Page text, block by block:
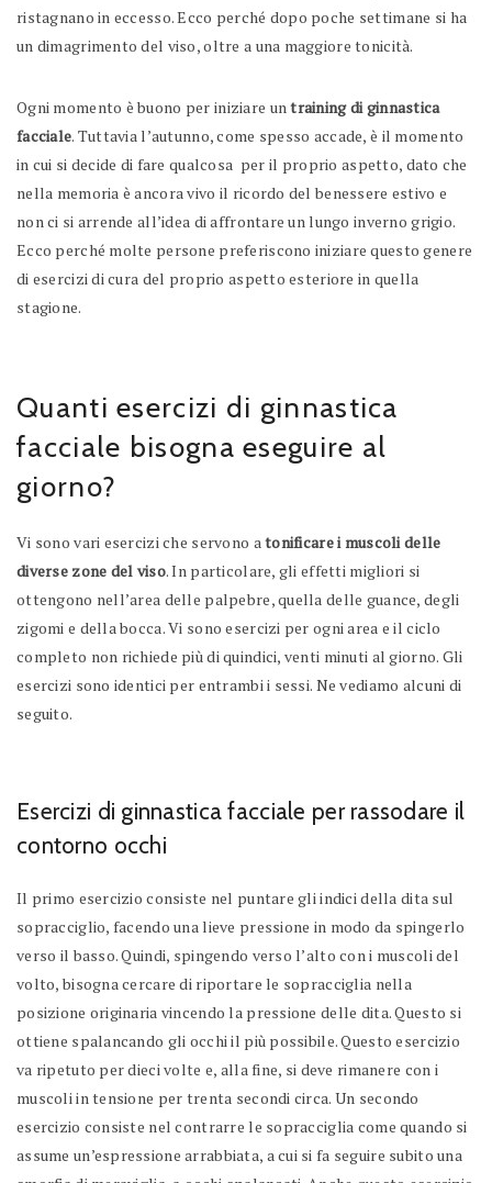
ristagnano in eccesso. Ecco perché dopo poche settimane si ha
un dimagrimento del viso, oltre a una maggiore tonicità.
Ogni momento è buono per iniziare untraining di ginnastica
facciale. Tuttavia l’autunno, come spesso accade, è il momento
in cui si decide di fare qualcosa per il proprio aspetto, dato che
nella memoria è ancora vivo il ricordo del benessere estivo e
non ci si arrende all’idea di affrontare un lungo inverno grigio.
Ecco perché molte persone preferiscono iniziare questo genere
di esercizi di cura del proprio aspetto esteriore in quella
stagione.
Quanti esercizi di ginnastica
facciale bisogna eseguire al
giorno?
Vi sono vari esercizi che servono atonificare i muscoli delle
diverse zone del viso. In particolare, gli effetti migliori si
ottengono nell’area delle palpebre, quella delle guance, degli
zigomi e della bocca. Vi sono esercizi per ogni area e il ciclo
completo non richiede più di quindici, venti minuti al giorno. Gli
esercizi sono identici per entrambi i sessi. Ne vediamo alcuni di
seguito.
Esercizi di ginnastica facciale per rassodare il
contorno occhi
Il primo esercizio consiste nel puntare gli indici della dita sul
sopracciglio, facendo una lieve pressione in modo da spingerlo
verso il basso. Quindi, spingendo verso l’alto con i muscoli del
volto, bisogna cercare di riportare le sopracciglia nella
posizione originaria vincendo la pressione delle dita. Questo si
ottiene spalancando gli occhi il più possibile. Questo esercizio
va ripetuto per dieci volte e, alla fine, si deve rimanere con i
muscoli in tensione per trenta secondi circa. Un secondo
esercizio consiste nel contrarre le sopracciglia come quando si
assume un’espressione arrabbiata, a cui si fa seguire subito una